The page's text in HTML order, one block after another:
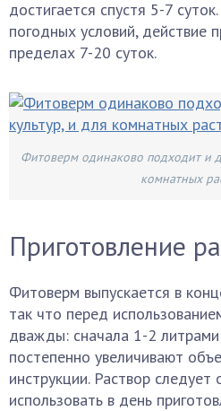
достигается спустя 5-7
погодных условий, действие
пределах 7-20 суток.
Фитоверм одинаково подходит и
комнатных
Приготовление
Фитоверм выпускается в
так что перед
дважды: сначала 1-2
постепенно увеличивают
инструкции. Раствор следует
использовать в день